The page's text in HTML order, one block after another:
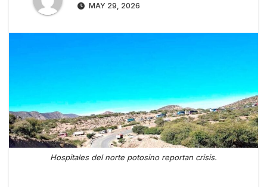
MAY 29, 2026
Hospitales del norte potosino reportan crisis.